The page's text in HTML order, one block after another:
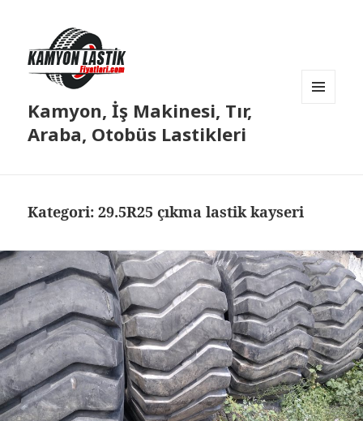
Kamyon, İş Makinesi, Tır,
Araba, Otobüs Lastikleri
Kategori:29.5R25 çıkma lastik kayseri